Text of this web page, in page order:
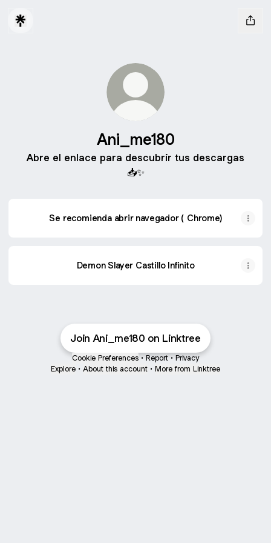
Ani_me180
Abre el enlace para descubrir tus descargas
📥✨
Se recomienda abrir navegador ( Chrome)
Demon Slayer Castillo Infinito
Join Ani_me180 on Linktree
Cookie Preferences • Report • Privacy
Explore • About this account • More from Linktree